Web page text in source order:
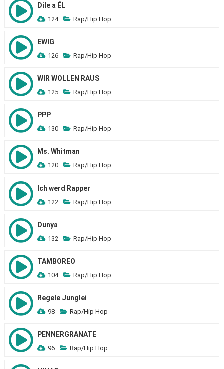
Dile a ÉL
124 Rap/Hip Hop
EWIG
126 Rap/Hip Hop
WIR WOLLEN RAUS
125 Rap/Hip Hop
PPP
130 Rap/Hip Hop
Ms. Whitman
120 Rap/Hip Hop
Ich werd Rapper
122 Rap/Hip Hop
Dunya
132 Rap/Hip Hop
TAMBOREO
104 Rap/Hip Hop
Regele Junglei
98 Rap/Hip Hop
PENNERGRANATE
96 Rap/Hip Hop